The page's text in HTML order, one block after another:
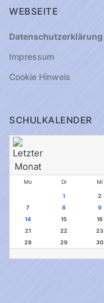
WEBSEITE
Datenschutzerklärung
Impressum
Cookie Hinweis
SCHULKALENDER
Mo Di Mi
1 2
7
8 9
14
15 16
21
22 23
28
29 30